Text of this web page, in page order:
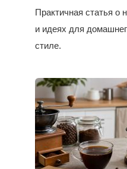
Практичная статья о
и идеях для
стиле.